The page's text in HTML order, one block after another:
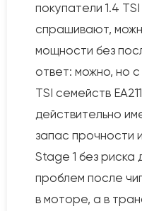
покупатели 1.4
спрашивают,
мощности без
ответ: можно, но
TSI семейств
действительно
запас прочности
Stage 1 без риска
проблем после
в моторе, а в